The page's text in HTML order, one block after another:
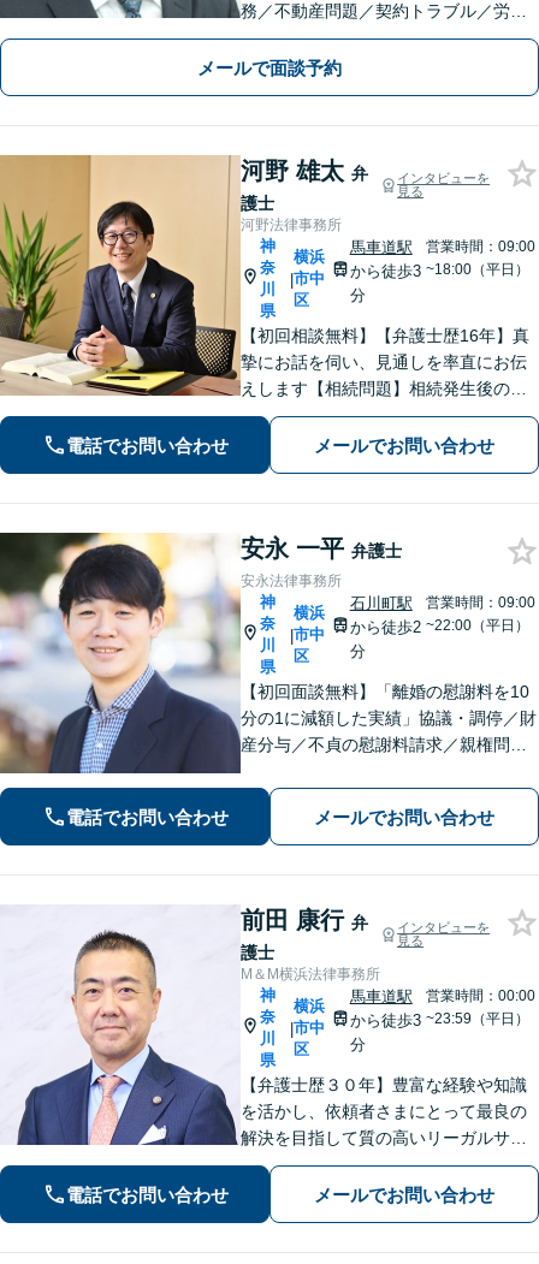
務／不動産問題／契約トラブル／労働
問題等】お気軽にお問い合わせくださ
い【馬車道駅5分】
メールで面談予約
河野 雄太 弁
護士
インタビューを
見る
河野法律事務所
神
奈
川
県
|
横浜
市中
区
馬車道駅
から徒歩3
分
営業時間：09:00
~18:00（平日）
【初回相談無料】【弁護士歴16年】真
摯にお話を伺い、見通しを率直にお伝
えします【相続問題】相続発生後のト
ラブルだけでなく、会社経営者などの
生前対策にも対応【交通事故】保険会
社とのやりとりはすべてお任せくださ
電話でお問い合わせ メールでお問い合わせ
安永 一平 弁護士
安永法律事務所
神
奈
川
県
|
横浜
市中
区
石川町駅
から徒歩2
分
営業時間：09:00
~22:00（平日）
【初回面談無料】「離婚の慰謝料を10
分の1に減額した実績」協議・調停／財
産分与／不貞の慰謝料請求／親権問題
ーの顧問経験豊富」土地・建物の明渡
しや賃料回収など幅広くサポート【夜
間・休日面談可】【電話相談対応】
電話でお問い合わせ メールでお問い合わせ
前田 康行 弁
護士
インタビューを
見る
M＆M横浜法律事務所
神
奈
川
県
|
横浜
市中
区
馬車道駅
から徒歩3
分
営業時間：00:00
~23:59（平日）
【弁護士歴３０年】豊富な経験や知識
を活かし、依頼者さまにとって最良の
解決を目指して質の高いリーガルサー
ビスの提供に努めます。ご相談は相続
問題／企業法務／労働トラブルを中心
に法人・個人問わず承ります【顧問先
電話でお問い合わせ メールでお問い合わせ